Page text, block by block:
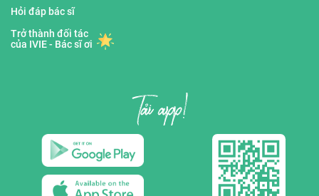
Hỏi đáp bác sĩ
Trở thành đối tác
của IVIE - Bác sĩ ơi